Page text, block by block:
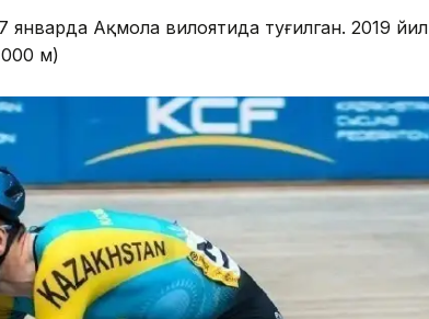
Ақмола вилоятида туғилган. 2019 йил
м)